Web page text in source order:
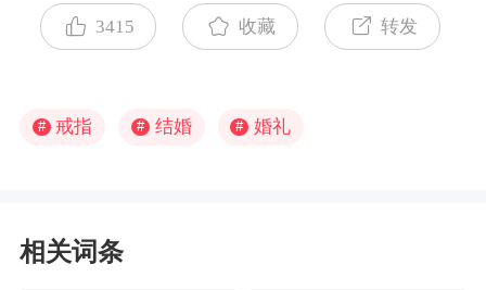
3415 收藏 转发
# 戒指 # 结婚 # 婚礼
相关词条